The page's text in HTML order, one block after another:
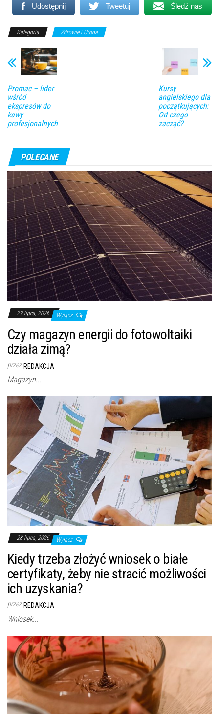
Udostępnij Tweetuj Śledź nas
Kategoria Zdrowie i Uroda
Promac – lider
wśród
ekspresów do
kawy
profesjonalnych
Kursy
angielskiego dla
początkujących:
Od czego
zacząć?
POLECANE
29 lipca, 2026 Wyłącz
Czy magazyn energii do fotowoltaiki
działa zimą?
przez REDAKCJA
Magazyn...
28 lipca, 2026 Wyłącz
Kiedy trzeba złożyć wniosek o białe
certyfikaty, żeby nie stracić możliwości
ich uzyskania?
przez REDAKCJA
Wniosek...